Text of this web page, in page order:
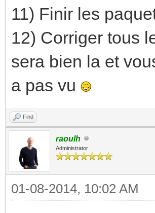
11) Finir les
12) Corriger tous
sera bien la et
a pas vu
Find
raoulh
Administrator
01-08-2014, 10:02 AM